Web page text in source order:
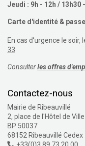
Jeudi : 9h - 12h / 13h30
Carte d'identité &
En cas d'urgence le
33
Consulterles offres
Contactez-nous
Mairie de Ribeauvillé
2, place de l'Hôtel de Ville
BP 50037
68152 Ribeauvillé Cedex